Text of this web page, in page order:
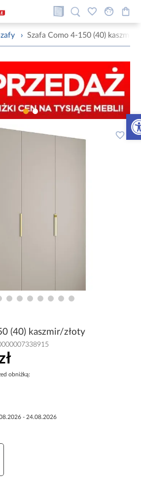
› Szafa Como 4-150 (40) kaszmir/
(40) kaszmir/złoty
obniżką:
- 24.08.2026